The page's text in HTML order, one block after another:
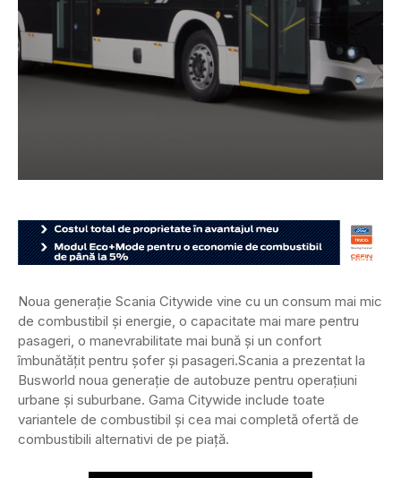
Noua generație Scania Citywide vine cu un consum mai mic
de combustibil și energie, o capacitate mai mare pentru
pasageri, o manevrabilitate mai bună și un confort
îmbunătățit pentru șofer și pasageri.Scania a prezentat la
Busworld noua generație de autobuze pentru operațiuni
urbane și suburbane. Gama Citywide include toate
variantele de combustibil și cea mai completă ofertă de
combustibili alternativi de pe piață.